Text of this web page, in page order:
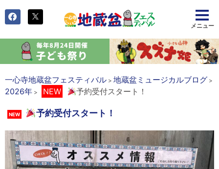
一心寺地蔵盆フェスティバル > 地蔵盆ミュージカルブログ >
2026年 > NEW 予約受付スタート！
NEW 予約受付スタート！